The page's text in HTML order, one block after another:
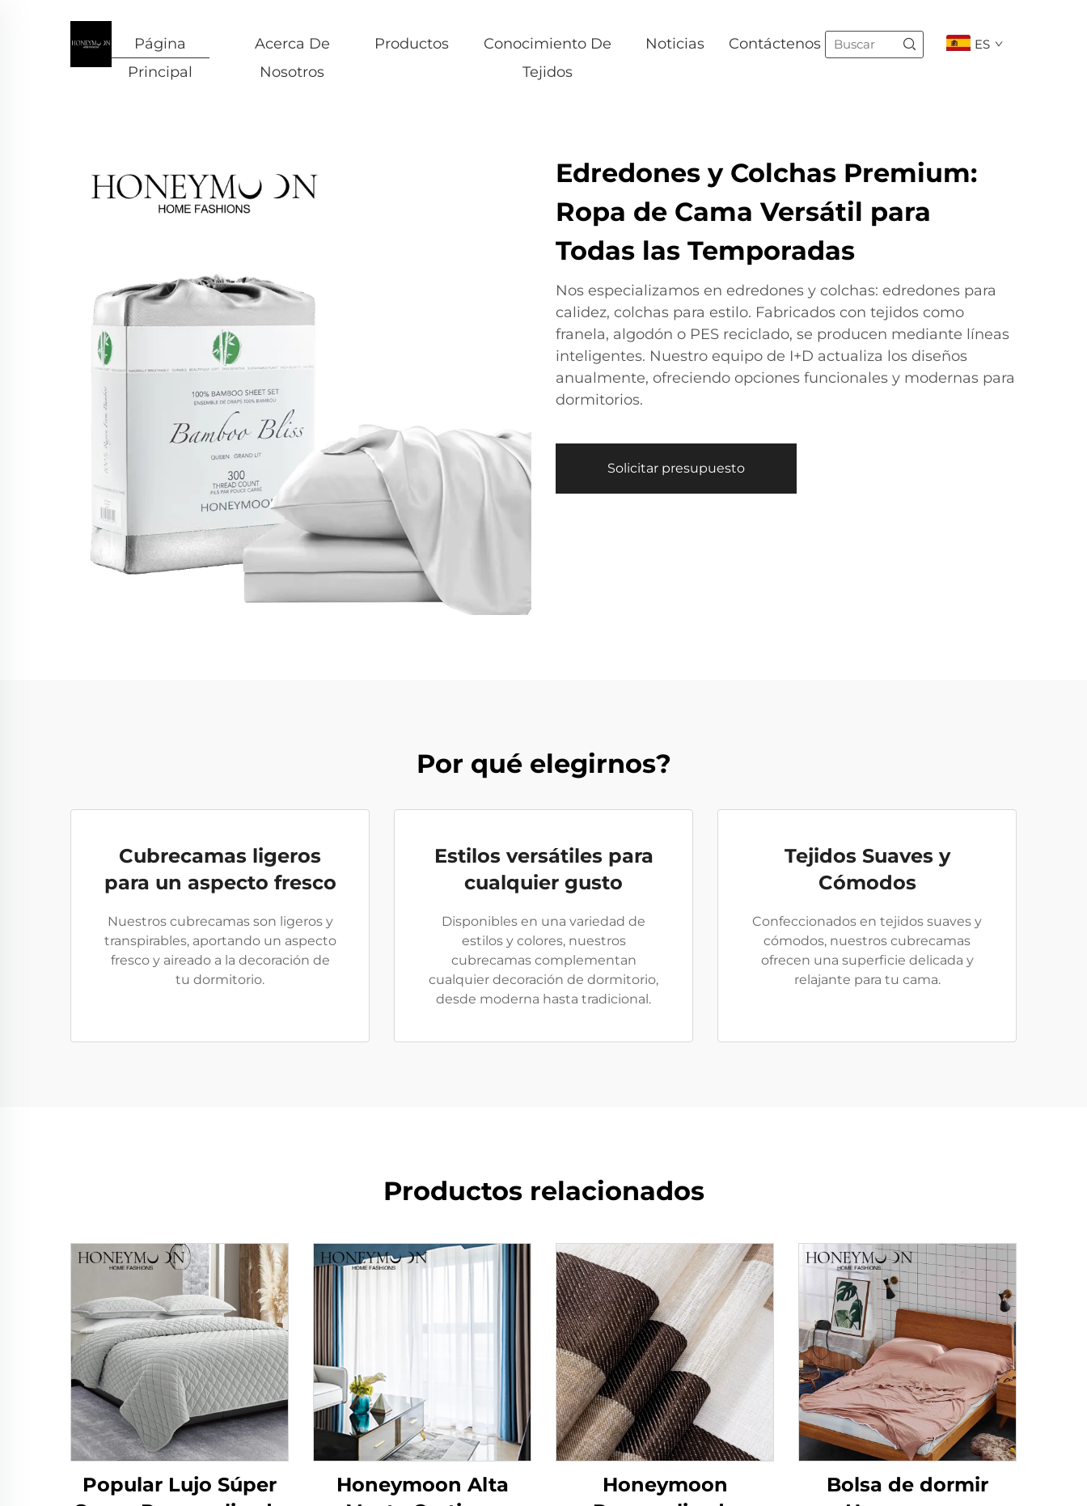
Página
Principal
Acerca De
Nosotros
Productos
Conocimiento De
Tejidos
Noticias Contáctenos ES
Edredones y Colchas Premium:
Ropa de Cama Versátil para
Todas las Temporadas
Nos especializamos en edredones y colchas: edredones para
calidez, colchas para estilo. Fabricados con tejidos como
franela, algodón o PES reciclado, se producen mediante líneas
inteligentes. Nuestro equipo de I+D actualiza los diseños
anualmente, ofreciendo opciones funcionales y modernas para
dormitorios.
Solicitar presupuesto
Por qué elegirnos?
Cubrecamas ligeros
para un aspecto fresco
Nuestros cubrecamas son ligeros y
transpirables, aportando un aspecto
fresco y aireado a la decoración de
tu dormitorio.
Estilos versátiles para
cualquier gusto
Disponibles en una variedad de
estilos y colores, nuestros
cubrecamas complementan
cualquier decoración de dormitorio,
desde moderna hasta tradicional.
Tejidos Suaves y
Cómodos
Confeccionados en tejidos suaves y
cómodos, nuestros cubrecamas
ofrecen una superficie delicada y
relajante para tu cama.
Productos relacionados
Popular Lujo Súper
Honeymoon Alta
Honeymoon
Bolsa de dormir